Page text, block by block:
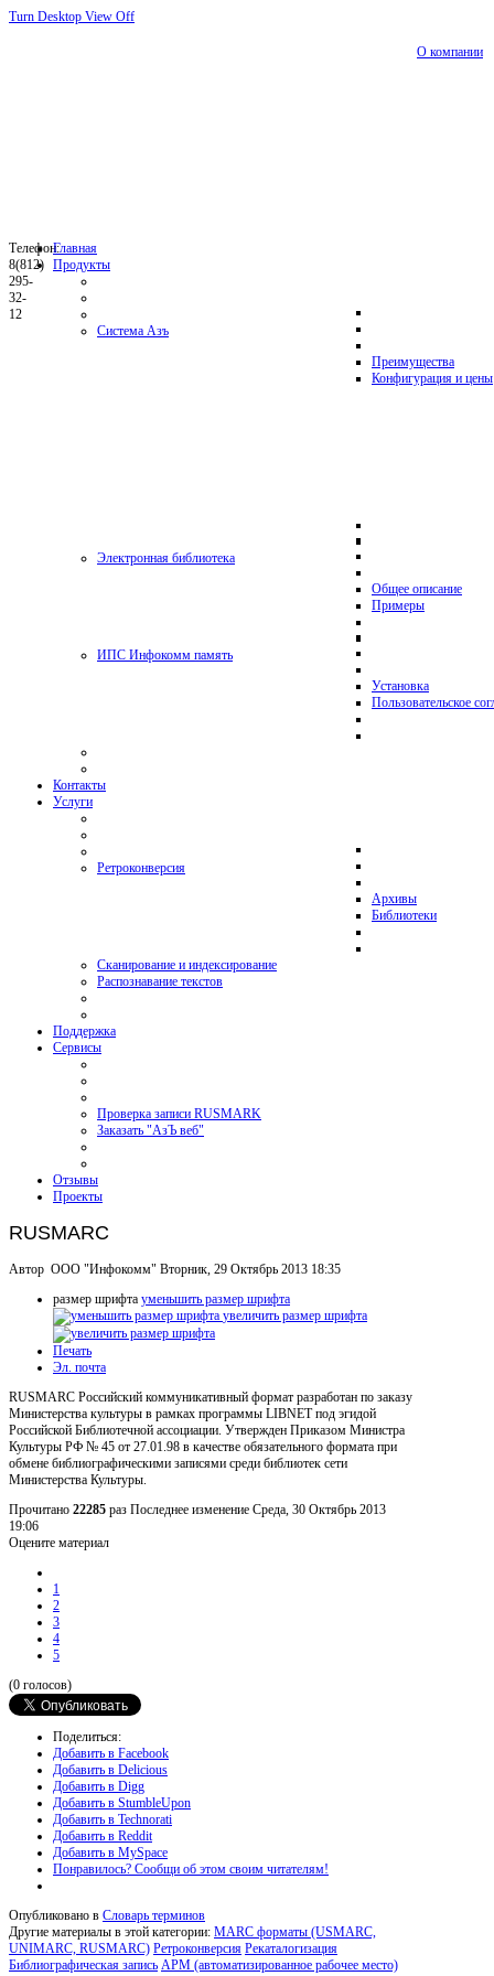
Turn Desktop View Off
Телефон:
8(812)
295-
32-
12
О компании
Главная
Продукты
Система Азъ
Преимущества
Конфигурация и цены
Электронная библиотека
Общее описание
Примеры
ИПС Инфокомм память
Установка
Пользовательское
Контакты
Услуги
Ретроконверсия
Архивы
Библиотеки
Сканирование и индексирование
Распознавание текстов
Поддержка
Сервисы
Проверка записи RUSMARK
Заказать "АзЪ веб"
Отзывы
Проекты
RUSMARC
Автор ООО "Инфокомм" Вторник, 29 Октябрь 2013 18:35
размер шрифта уменьшить размер шрифта
увеличить размер шрифта
Печать
Эл. почта
RUSMARC Российский коммуникативный формат разработан по заказу
Министерства культуры в рамках программы LIBNET под эгидой
Российской Библиотечной ассоциации. Утвержден Приказом Министра
Культуры РФ № 45 от 27.01.98 в качестве обязательного формата при
обмене библиографическими записями среди библиотек сети
Министерства Культуры.
Прочитано 22285 раз Последнее изменение Среда, 30 Октябрь 2013
19:06
Оцените материал
1
2
3
4
5
(0 голосов)
Поделиться:
Добавить в Facebook
Добавить в Delicious
Добавить в Digg
Добавить в StumbleUpon
Добавить в Technorati
Добавить в Reddit
Добавить в MySpace
Понравилось? Сообщи об этом своим читателям!
Опубликовано в Словарь терминов
Другие материалы в этой категории: MARC форматы (USMARC,
UNIMARC, RUSMARC) Ретроконверсия Рекаталогизация
Библиографическая запись АРМ (автоматизированное рабочее место)